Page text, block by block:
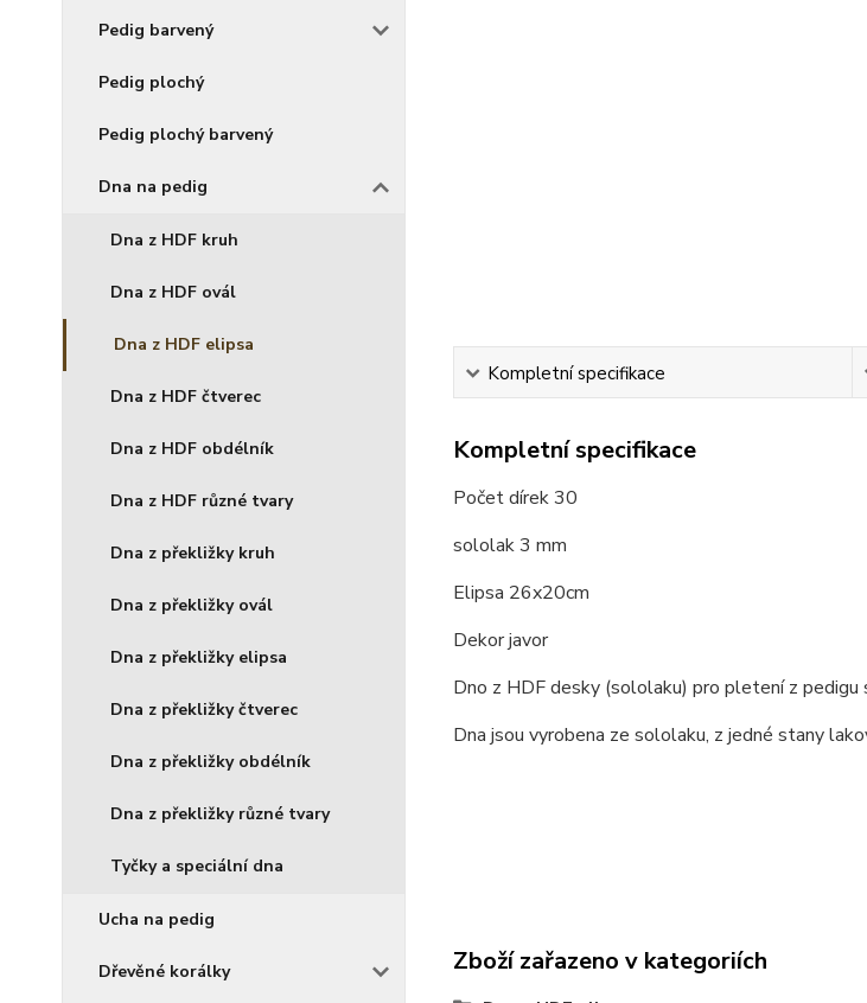
Pedig barvený
Pedig plochý
Pedig plochý barvený
Dna na pedig
Dna z HDF kruh
Dna z HDF ovál
Dna z HDF elipsa
Dna z HDF čtverec
Dna z HDF obdélník
Dna z HDF různé tvary
Dna z překližky kruh
Dna z překližky ovál
Dna z překližky elipsa
Dna z překližky čtverec
Dna z překližky obdélník
Dna z překližky různé tvary
Tyčky a speciální dna
Ucha na pedig
Dřevěné korálky
Kompletní specifikace
Kompletní specifikace
Počet dírek 30
sololak 3 mm
Elipsa 26x20cm
Dekor javor
Dno z HDF desky (sololaku) pro pletení z
Dna jsou vyrobena ze sololaku, z jedné stany
Zboží zařazeno v kategoriích